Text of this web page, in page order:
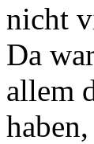
nicht
Da
allem